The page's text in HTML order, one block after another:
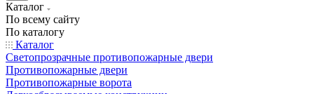
Каталог
По всему сайту
По каталогу
Каталог
Светопрозрачные противопожарные двери
Противопожарные двери
Противопожарные ворота